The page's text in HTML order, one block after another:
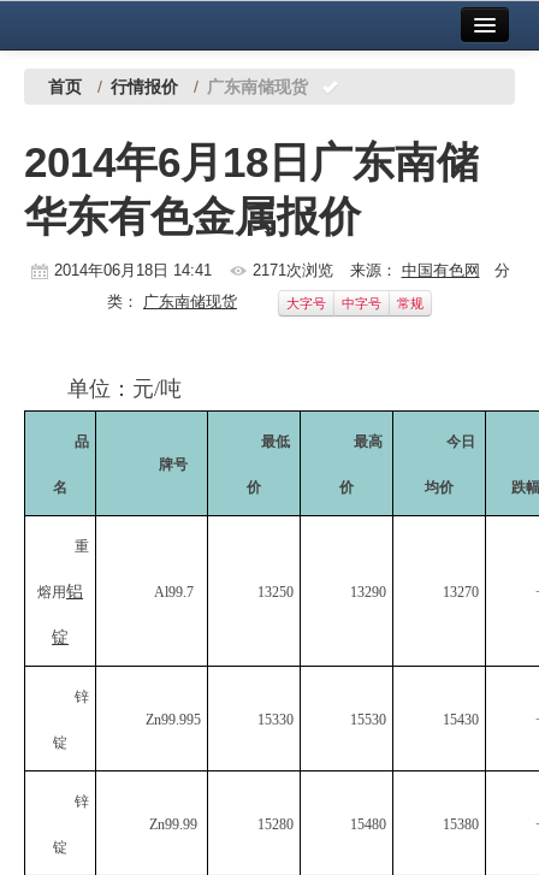
中国有色金属报社主办 广告服务
铜镍铅锌
铝
稀有稀土
党建工作
行情报价
首页 / 行情报价 / 广东南储现货
2014年6月18日广东南储
华东有色金属报价
2014年06月18日 14:41 2171次浏览 来源： 中国有色网 分
类： 广东南储现货 大字号 中字号 常规
单位：元/吨
品
名
牌号
最低
价
最高
价
今日
均价 跌幅
重
熔用铝
锭
Al99.7 13250 13290 13270
锌
锭
Zn99.995 15330 15530 15430
锌
锭
Zn99.99 15280 15480 15380